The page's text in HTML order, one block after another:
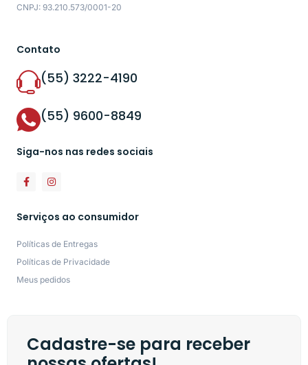
CNPJ: 93.210.573/0001-20
Contato
(55) 3222-4190
(55) 9600-8849
Siga-nos nas redes sociais
Serviços ao consumidor
Políticas de Entregas
Políticas de Privacidade
Meus pedidos
Cadastre-se para receber